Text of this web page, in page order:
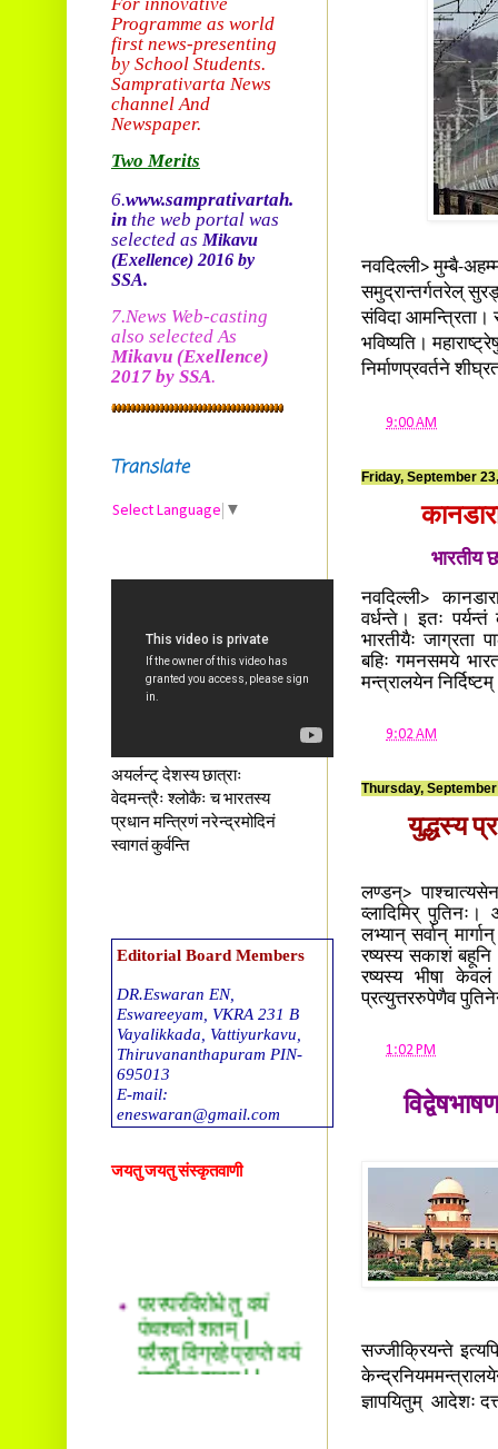
नवदिल्ली> मुम्बै-
समुद्रान्तर्गतरेल्
संविदा आमन्त्रिता।
भविष्यति।
निर्माणप्रवर्तने
9:00 AM
Friday, September
भारतीय
नवदिल्ली>
वर्धन्ते। इतः
भारतीयैः जाग्रता
बहिः गमनसमये
मन्त्रालयेन
9:02 AM
Thursday,
युद्धस्य
लण्डन्>
व्लादिमिर्
लभ्यान् सर्वान्
रष्यस्य सकाशं बहूनि
रष्यस्य भीषा
प्रत्युत्तररुपेणैव
1:02 PM
सज्जीक्रियन्ते इत्यपि
ज्ञापयितुम् आदेशः
For innovative
Programme as world
first news-presenting
by School Students.
Samprativarta News
channel And
Newspaper.
Two Merits
6.www.samprativartah.
in the web portal was
selected asMikavu
(Exellence)2016 by
SSA.
7.News Web-casting
also selected As
Mikavu (Exellence)
2017 by SSA.
Translate
Select Language ▼
अयर्लन्ट् देशस्य छात्राः
वेदमन्त्रैः श्लोकैः च भारतस्य
प्रधान मन्त्रिणं नरेन्द्रमोदिनं
स्वागतं कुर्वन्ति
Editorial Board Members
DR.Eswaran EN,
Eswareeyam, VKRA 231 B
Vayalikkada, Vattiyurkavu,
Thiruvananthapuram PIN-
695013
E-mail:
eneswaran@gmail.com
Tholalil, Okkal 683550. E-
P O -683578
E-mail:
drsreepradeep@gmail.com
Ravikumar. S
जयतु जयतु संस्कृतवाणी
पंचश्चते शतम् |
परैस्तु विग्रहे प्राप्ते वयं
पंचाधिकं शतम् ||